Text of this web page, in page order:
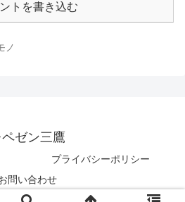
トを書き込む
ノ
ペゼン三鷹
プライバシーポリシー
問い合わせ